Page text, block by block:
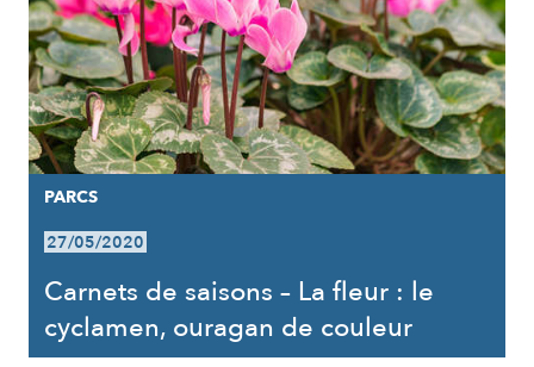
PARCS
27/05/2020
Carnets de saisons – La fleur : le
cyclamen, ouragan de couleur